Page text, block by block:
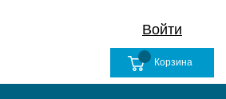
Войти
Корзина